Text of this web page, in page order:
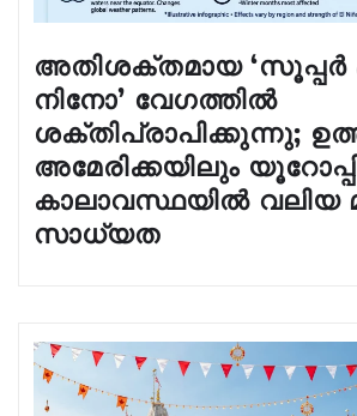
അതിശക്തമായ
നിനോ’ വേഗത്തിൽ
ശക്തിപ്രാപിക്കുന്നു;
അമേരിക്കയിലും
കാലാവസ്ഥയിൽ വലിയ
സാധ്യത